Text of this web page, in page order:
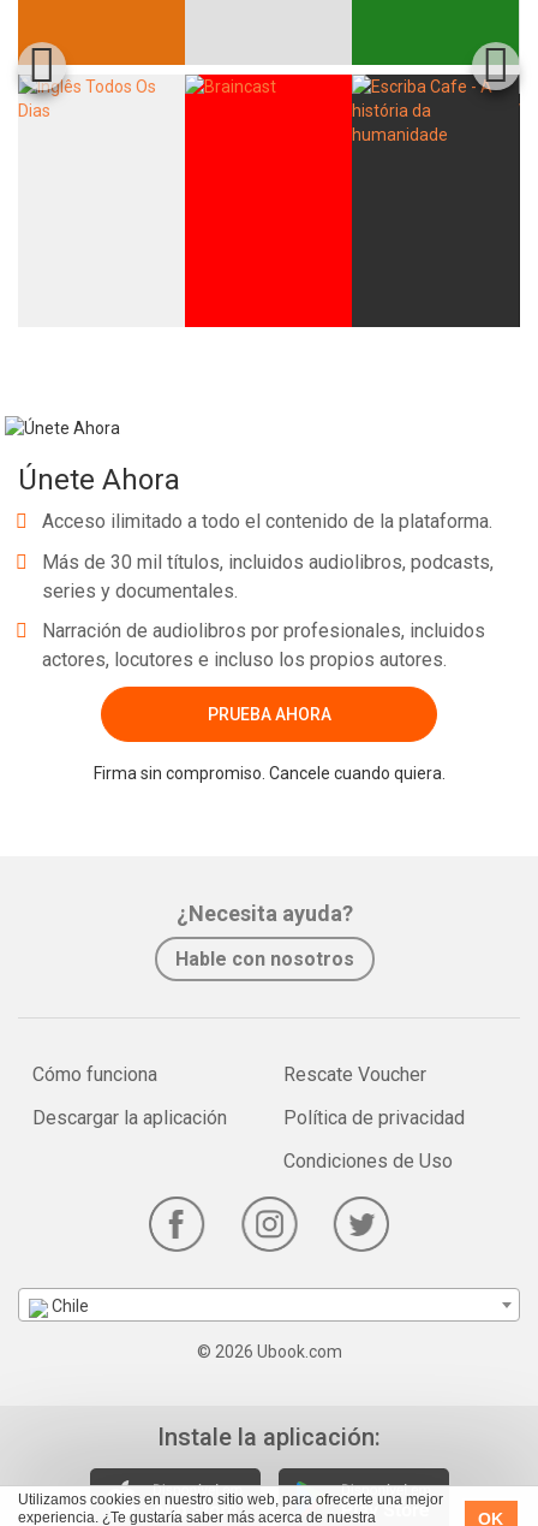
Utilizamos cookies en nuestro sitio web, para ofrecerte una mejor
experiencia. ¿Te gustaría saber más acerca de nuestra
OK
Únete Ahora
Acceso ilimitado a todo el contenido de la plataforma.
Más de 30 mil títulos, incluidos audiolibros, podcasts,
series y documentales.
Narración de audiolibros por profesionales, incluidos
actores, locutores e incluso los propios autores.
PRUEBA AHORA
Firma sin compromiso. Cancele cuando quiera.
¿Necesita ayuda?
Hable con nosotros
Cómo funciona
Descargar la aplicación
Rescate Voucher
Política de privacidad
Condiciones de Uso
Chile
© 2026 Ubook.com
Instale la aplicación: